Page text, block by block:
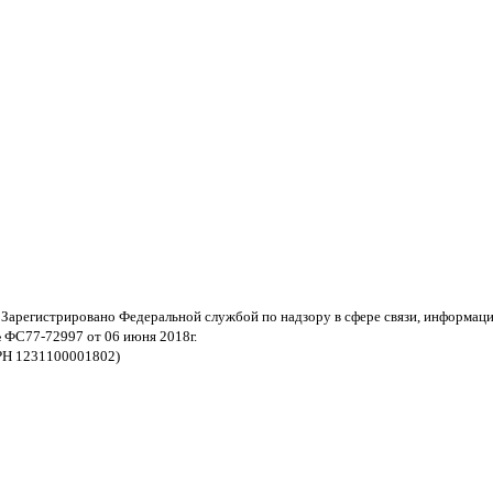
Федеральной службой по надзору в сфере связи,
ФС77-72997 от 06 июня 2018г.
1231100001802)